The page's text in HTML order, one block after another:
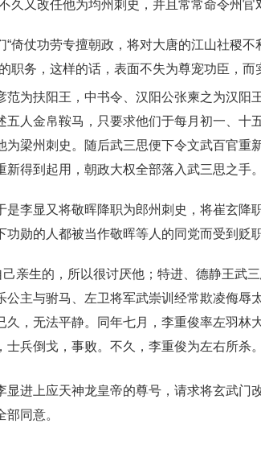
久又改任他为均州刺史，并且常常命令州官
倚仗功劳专擅朝政，将对大唐的江山社稷
职务，这样的话，表面不失为尊宠功臣，
为扶阳王，中书令、汉阳公张柬之为汉阳
人金帛鞍马，只要求他们于每月初一、十
梁州刺史。随后武三思便下令文武百官
得到起用，朝政大权全部落入武三思之手。
李显又将敬晖降职为郎州刺史，将崔玄降
勋的人都被当作敬晖等人的同党而受到贬职
亲生的，所以很讨厌他；特进、德静王武
主与驸马、左卫将军武崇训经常欺凌侮
，无法平静。同年七月，李重俊率左羽
兵倒戈，事败。不久，李重俊为左右所杀。
进上应天神龙皇帝的尊号，请求将玄武门
同意。